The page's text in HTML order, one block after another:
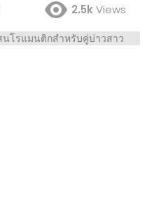
2.5kViews